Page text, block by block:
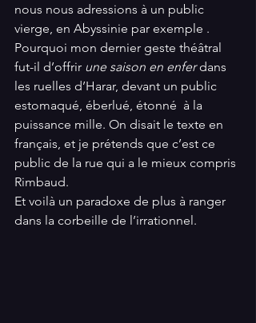
nous nous adressions à un public
vierge, en Abyssinie par exemple .
Pourquoi mon dernier geste théâtral
fut-il d’offrir une saison en enfer dans
les ruelles d’Harar, devant un public
estomaqué, éberlué, étonné  à la
puissance mille. On disait le texte en
français, et je prétends que c’est ce
public de la rue qui a le mieux compris
Rimbaud.
Et voilà un paradoxe de plus à ranger
dans la corbeille de l’irrationnel.